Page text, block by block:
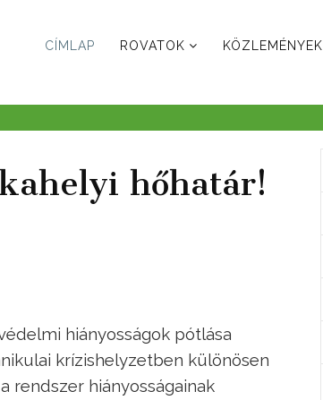
CÍMLAP ROVATOK KÖZLEMÉNYEK
hőhatár!
hiányosságok pótlása
krízishelyzetben különösen
rendszer hiányosságainak